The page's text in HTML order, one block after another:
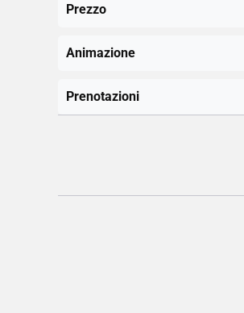
Prezzo
Animazione
Prenotazioni